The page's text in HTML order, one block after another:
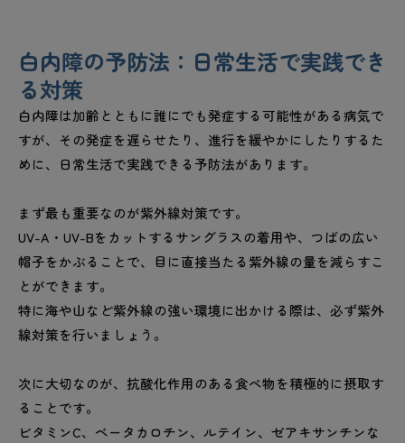
白内障の予防法：日常生活で実践でき
る対策
白内障は加齢とともに誰にでも発症する可能性がある病気で
すが、その発症を遅らせたり、進行を緩やかにしたりするた
めに、日常生活で実践できる予防法があります。
まず最も重要なのが紫外線対策です。
UV-A・UV-Bをカットするサングラスの着用や、つばの広い
帽子をかぶることで、目に直接当たる紫外線の量を減らすこ
とができます。
特に海や山など紫外線の強い環境に出かける際は、必ず紫外
線対策を行いましょう。
次に大切なのが、抗酸化作用のある食べ物を積極的に摂取す
ることです。
ビタミンC、ベータカロチン、ルテイン、ゼアキサンチンな